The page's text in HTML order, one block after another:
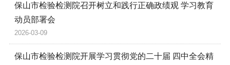
保山市检验检测院召开树立和践行正确政绩观 学习教育
动员部署会
2026-03-09
保山市检验检测院开展学习贯彻党的二十届 四中全会精